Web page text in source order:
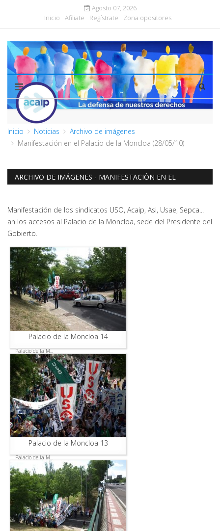
Agosto 07, 2026
Inicio
Afiliate Regístrate Zona opositores
Inicio Noticias
Archivo de imágenes
Manifestación en el Palacio de la Moncloa (28/05/10)
ARCHIVO DE IMÁGENES - MANIFESTACIÓN EN EL
Manifestación de los sindicatos USO, Acaip, Asi, Usae, Sepca...
an los accesos al Palacio de la Moncloa, sede del Presidente del
Gobierto.
Palacio de la Moncloa 14
Palacio de la M...
Palacio de la Moncloa 13
Palacio de la M...